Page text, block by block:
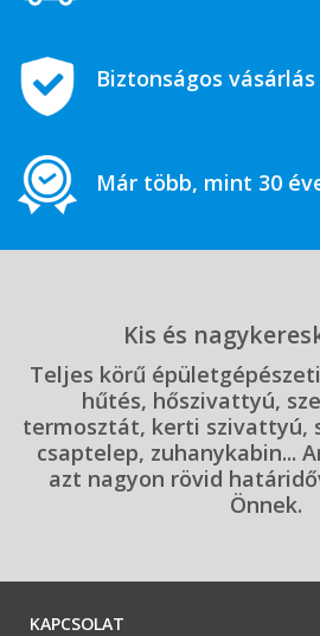
Biztonságos vásárlás
Már több, mint 30
Kis és
Teljes körű
hűtés, hőszivattyú,
termosztát, kerti szivattyú,
csaptelep, zuhanykabin...
azt nagyon rövid
Önnek.
KAPCSOLAT